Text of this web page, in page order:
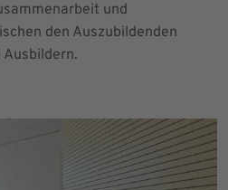
und
den Auszubildenden